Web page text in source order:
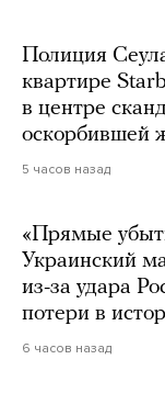
Полиция
квартире
в центре
оскорбившей
5 часов назад
«Прямые
Украинский
из-за удара
потери в
6 часов назад